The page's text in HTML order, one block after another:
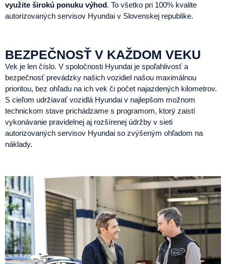
využite širokú ponuku výhod. To všetko pri 100% kvalite
autorizovaných servisov Hyundai v Slovenskej republike.
BEZPEČNOSŤ V KAŽDOM VEKU
Vek je len číslo. V spoločnosti Hyundai je spoľahlivosť a
bezpečnosť prevádzky našich vozidiel našou maximálnou
prioritou, bez ohľadu na ich vek či počet najazdených kilometrov.
S cieľom udržiavať vozidlá Hyundai v najlepšom možnom
technickom stave prichádzame s programom, ktorý zaistí
vykonávanie pravidelnej aj rozšírenej údržby v sieti
autorizovaných servisov Hyundai so zvýšeným ohľadom na
náklady.